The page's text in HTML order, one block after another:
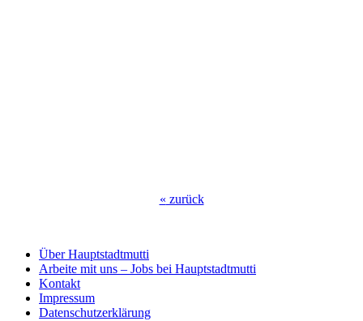
« zurück
Über Hauptstadtmutti
Arbeite mit uns – Jobs bei Hauptstadtmutti
Kontakt
Impressum
Datenschutzerklärung